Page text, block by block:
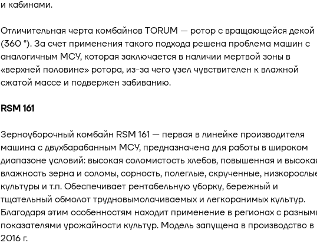
и кабинами.
Отличительная черта комбайнов TORUM — ротор с вращающейся декой
(360 °). За счет применения такого подхода решена проблема машин с
аналогичным МСУ, которая заключается в наличии мертвой зоны в
«верхней половине» ротора, из-за чего узел чувствителен к влажной
сжатой массе и подвержен забиванию.
RSM 161
Зерноуборочный комбайн RSM 161 — первая в линейке производителя
машина с двухбарабанным МСУ, предназначена для работы в широком
диапазоне условий: высокая соломистость хлебов, повышенная и
влажность зерна и соломы, сорность, полеглые, скрученные,
культуры и т.п. Обеспечивает рентабельную уборку, бережный и
тщательный обмолот трудновымолачиваемых и легкоранимых культур.
Благодаря этим особенностям находит применение в регионах с
показателями урожайности культур. Модель запущена в производство в
2016 г.